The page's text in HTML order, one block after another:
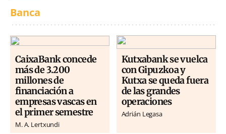
Banca
CaixaBank concede
más de 3.200
millones de
financiación a
empresas vascas en
el primer semestre
M. A. Lertxundi
Kutxabank se vuelca
con Gipuzkoa y
Kutxa se queda fuera
de las grandes
operaciones
Adrián Legasa